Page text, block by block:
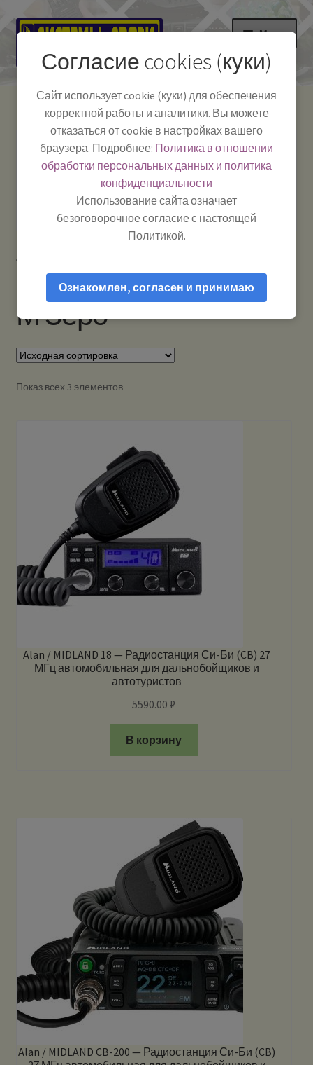
Перейти
навигации
Перейти
содержимому
Меню
Как пользоваться
Полезная информация
Мой аккаунт
Системы Связи:
г. Красноярск, ул.
Работаем:Пн-Пт:
10:00–18:00
-
Телефон:+7-
391-249-1040
Тел.|WA|Telegram:
+79029904090
М Зеро
Показ всех 3 элементов
Alan / MIDLAND 18 — Радиостанция Си-Би (CB) 27
МГц автомобильная для дальнобойщиков и
автотуристов
5590.00₽
В корзину
Alan / MIDLAND CB-200 — Радиостанция Си-Би (CB)
Согласие cookies (куки)
Сайт использует cookie (куки) для обеспечения
корректной работы и аналитики. Вы можете
отказаться от cookie в настройках вашего
браузера. Подробнее: Политика в отношении
обработки персональных данных и политика
конфиденциальности
Использование сайта означает
безоговорочное согласие с настоящей
Политикой.
Ознакомлен, согласен и принимаю